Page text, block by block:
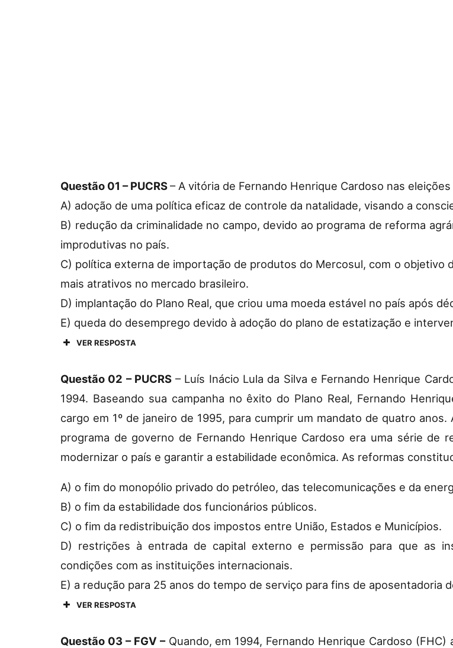
Questão 01 – PUCRS– A vitória de Fernando Henrique Cardoso nas
A) adoção de uma política eficaz de controle da natalidade, visando a
B) redução da criminalidade no campo, devido ao programa de reforma
improdutivas no país.
C) política externa de importação de produtos do Mercosul, com o objetivo
mais atrativos no mercado brasileiro.
D) implantação do Plano Real, que criou uma moeda estável no país após
E) queda do desemprego devido à adoção do plano de estatização e
VER RESPOSTA
Questão 02 – PUCRS– Luís Inácio Lula da Silva e Fernando Henrique
1994. Baseando sua campanha no êxito do Plano Real, Fernando
cargo em 1º de janeiro de 1995, para cumprir um mandato de quatro
programa de governo de Fernando Henrique Cardoso era uma série de
modernizar o país e garantir a estabilidade econômica. As reformas
A) o fim do monopólio privado do petróleo, das telecomunicações e da
B) o fim da estabilidade dos funcionários públicos.
C) o fim da redistribuição dos impostos entre União, Estados e Municípios.
D) restrições à entrada de capital externo e permissão para que as
condições com as instituições internacionais.
E) a redução para 25 anos do tempo de serviço para fins de aposentadoria
VER RESPOSTA
Questão 03 – FGV –Quando, em 1994, Fernando Henrique Cardoso